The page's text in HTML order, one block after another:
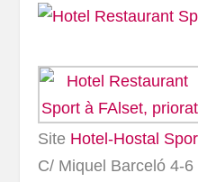
Site Hotel-Hostal
C/ Miquel Barceló 4-6